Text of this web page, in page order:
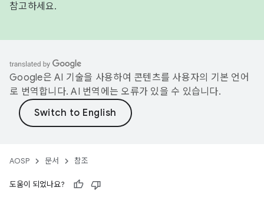
참고하세요.
Google은 AI 기술을 사용하여 콘텐츠를 사용자의 기본 언어
로 번역합니다. AI 번역에는 오류가 있을 수 있습니다.
AOSP 문서 참조
도움이 되었나요?